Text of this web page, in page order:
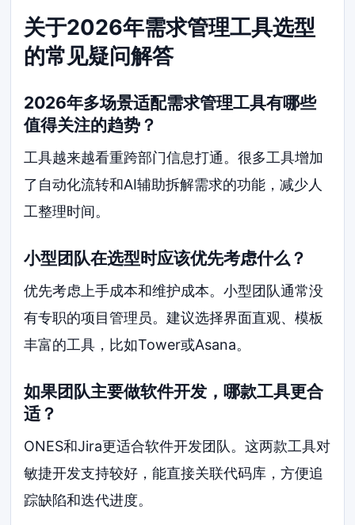
关于2026年需求管理工具选型
的常见疑问解答
2026年多场景适配需求管理工具有哪些
值得关注的趋势？
工具越来越看重跨部门信息打通。很多工具增加
了自动化流转和AI辅助拆解需求的功能，减少人
工整理时间。
小型团队在选型时应该优先考虑什么？
优先考虑上手成本和维护成本。小型团队通常没
有专职的项目管理员。建议选择界面直观、模板
丰富的工具，比如Tower或Asana。
如果团队主要做软件开发，哪款工具更合
适？
ONES和Jira更适合软件开发团队。这两款工具对
敏捷开发支持较好，能直接关联代码库，方便追
踪缺陷和迭代进度。